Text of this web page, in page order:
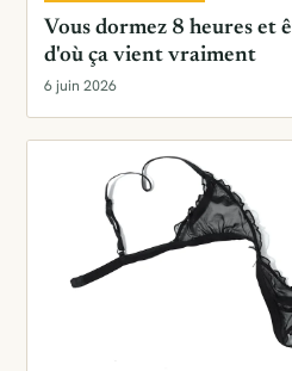
Vous dormez 8 heures et
d'où ça vient vraiment
6 juin 2026